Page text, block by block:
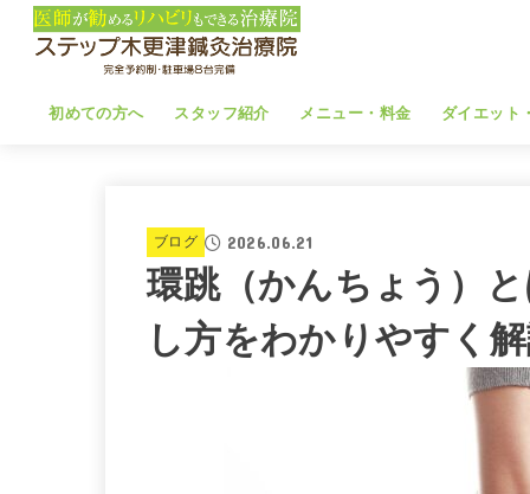
初めての方へ スタッフ紹介 メニュー・料金 ダイエット
ブログ 2026.06.21
環跳（かんちょう）
し方をわかりやすく